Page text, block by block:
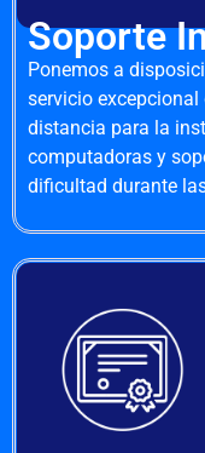
Soporte
Ponemos a
servicio
distancia para la
computadoras y
dificultad durante